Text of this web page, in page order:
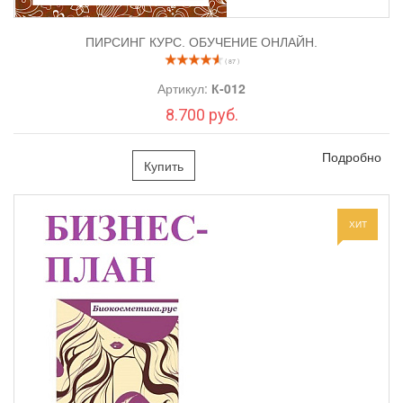
курса Желтый пилинг.
‌Мастер-класс процедуры "желтого " пилинга (видео протокол).
Стоимость обучения - 3500
для процедуры Желтый пилинг
В НАБОР входит:
Предпилинговый обезжиривающий
Lotion - Biomatrix -200мл, арт. FL71
RETINЖелтый
пилинг с ретиноевой кислотой — Biomatrix
30мл,арт. FL-3184
ПИРСИНГ КУРС. ОБУЧЕНИЕ ОНЛАЙН.
( 87 )
Артикул: К-012
8.700 руб.
Купить Подробно
ХИТ